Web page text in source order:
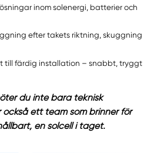
inom solenergi, batterier och
efter takets riktning, skuggning
till färdig installation – snabbt, tryggt
du inte bara teknisk
ett team som brinner för
en solcell i taget.